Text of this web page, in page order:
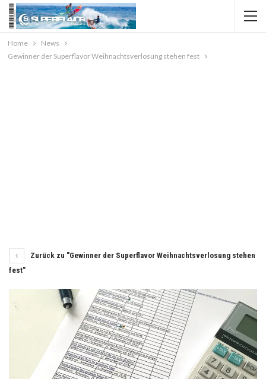
Home
News
Gewinner der Superflavor Weihnachtsverlosung stehen fest
Zurück zu "Gewinner der Superflavor Weihnachtsverlosung stehen
fest"